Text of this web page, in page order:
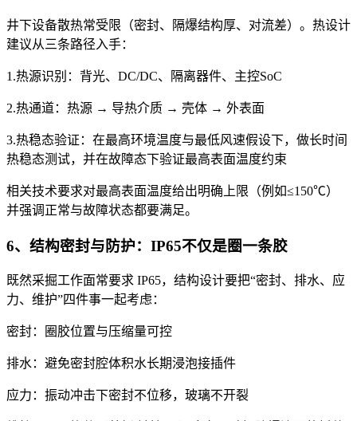
井下设备散热常受限（密封、隔爆结构厚、对流差）。热设计
建议从三条路径入手：
1.热源识别：背光、DC/DC、隔离器件、主控SoC
2.热通道：热源 → 导热介质 → 壳体 → 外表面
3.热稳态验证：在最高环境温度与最低风速假设下，做长时间
热稳态测试，并在故障态下验证最高表面温度约束
相关技术要求对最高表面温度给出明确上限（例如≤150℃）
并强调正常与故障状态都要满足。
6、结构密封与防护：IP65不仅是圈一条胶
既然采掘工作面常要求 IP65，结构设计要把“密封、排水、应
力、维护”四件事一起考虑：
密封：圈胶位置与压缩量可控
排水：避免密封腔体积水长期浸泡接插件
应力：振动冲击下密封不位移，玻璃不开裂